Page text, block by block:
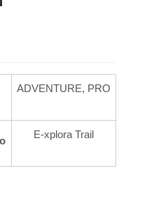
ADVENTURE, PRO
E-xplora Trail